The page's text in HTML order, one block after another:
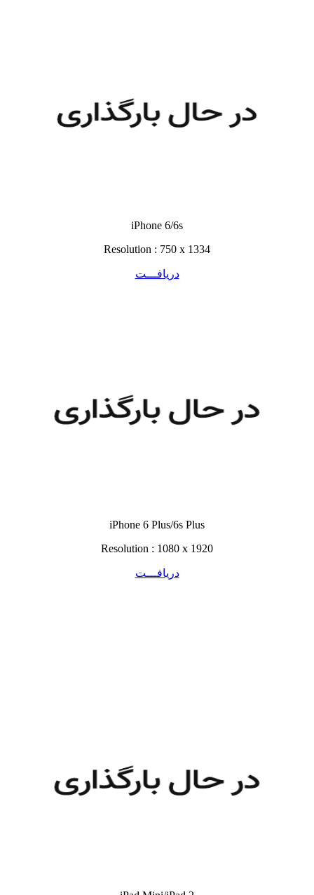
iPhone 6/6s
Resolution : 750 x 1334
دریافـــت
iPhone 6 Plus/6s Plus
Resolution : 1080 x 1920
دریافـــت